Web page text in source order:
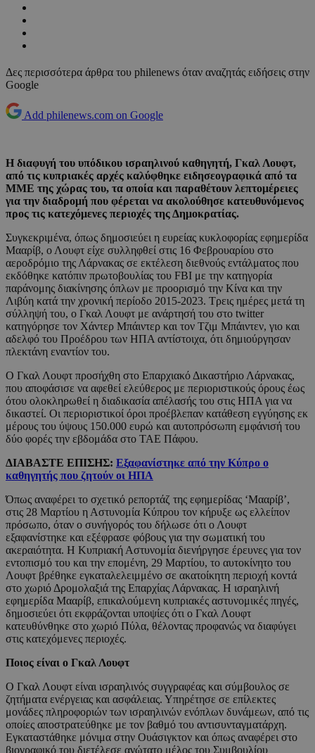
Δες περισσότερα άρθρα του philenews όταν αναζητάς ειδήσεις στην
Google
Add philenews.com on Google
Η διαφυγή του υπόδικου ισραηλινού καθηγητή, Γκαλ Λουφτ,
από τις κυπριακές αρχές καλύφθηκε ειδησεογραφικά από τα
ΜΜΕ της χώρας του, τα οποία και παραθέτουν λεπτομέρειες
για την διαδρομή που φέρεται να ακολούθησε κατευθυνόμενος
προς τις κατεχόμενες περιοχές της Δημοκρατίας.
Συγκεκριμένα, όπως δημοσιεύει η ευρείας κυκλοφορίας εφημερίδα
Μααρίβ, ο Λουφτ είχε συλληφθεί στις 16 Φεβρουαρίου στο
αεροδρόμιο της Λάρνακας σε εκτέλεση διεθνούς εντάλματος που
εκδόθηκε κατόπιν πρωτοβουλίας του FBI με την κατηγορία
παράνομης διακίνησης όπλων με προορισμό την Κίνα και την
Λιβύη κατά την χρονική περίοδο 2015-2023. Τρεις ημέρες μετά τη
σύλληψή του, ο Γκαλ Λουφτ με ανάρτησή του στο twitter
κατηγόρησε τον Χάντερ Μπάιντερ και τον Τζιμ Μπάιντεν, γιο και
αδελφό του Προέδρου των ΗΠΑ αντίστοιχα, ότι δημιούργησαν
πλεκτάνη εναντίον του.
Ο Γκαλ Λουφτ προσήχθη στο Επαρχιακό Δικαστήριο Λάρνακας,
που αποφάσισε να αφεθεί ελεύθερος με περιοριστικούς όρους έως
ότου ολοκληρωθεί η διαδικασία απέλασής του στις ΗΠΑ για να
δικαστεί. Οι περιοριστικοί όροι προέβλεπαν κατάθεση εγγύησης εκ
μέρους του ύψους 150.000 ευρώ και αυτοπρόσωπη εμφάνισή του
δύο φορές την εβδομάδα στο ΤΑΕ Πάφου.
ΔΙΑΒΑΣΤΕ ΕΠΙΣΗΣ: Εξαφανίστηκε από την Κύπρο ο
καθηγητής που ζητούν οι ΗΠΑ
Όπως αναφέρει το σχετικό ρεπορτάζ της εφημερίδας ‘Μααρίβ’,
στις 28 Μαρτίου η Αστυνομία Κύπρου τον κήρυξε ως ελλείπον
πρόσωπο, όταν ο συνήγορός του δήλωσε ότι ο Λουφτ
εξαφανίστηκε και εξέφρασε φόβους για την σωματική του
ακεραιότητα. Η Κυπριακή Αστυνομία διενήργησε έρευνες για τον
εντοπισμό του και την επομένη, 29 Μαρτίου, το αυτοκίνητο του
Λουφτ βρέθηκε εγκαταλελειμμένο σε ακατοίκητη περιοχή κοντά
στο χωριό Δρομολαξιά της Επαρχίας Λάρνακας. Η ισραηλινή
εφημερίδα Μααρίβ, επικαλούμενη κυπριακές αστυνομικές πηγές,
δημοσιεύει ότι εκφράζονται υποψίες ότι ο Γκαλ Λουφτ
κατευθύνθηκε στο χωριό Πύλα, θέλοντας προφανώς να διαφύγει
στις κατεχόμενες περιοχές.
Ποιος είναι ο Γκαλ Λουφτ
Ο Γκαλ Λουφτ είναι ισραηλινός συγγραφέας και σύμβουλος σε
ζητήματα ενέργειας και ασφάλειας. Υπηρέτησε σε επίλεκτες
μονάδες πληροφοριών των ισραηλινών ενόπλων δυνάμεων, από τις
οποίες αποστρατεύθηκε με τον βαθμό του αντισυνταγματάρχη.
Εγκαταστάθηκε μόνιμα στην Ουάσιγκτον και όπως αναφέρει στο
βιογραφικό του διετέλεσε ανώτατο μέλος του Συμβουλίου